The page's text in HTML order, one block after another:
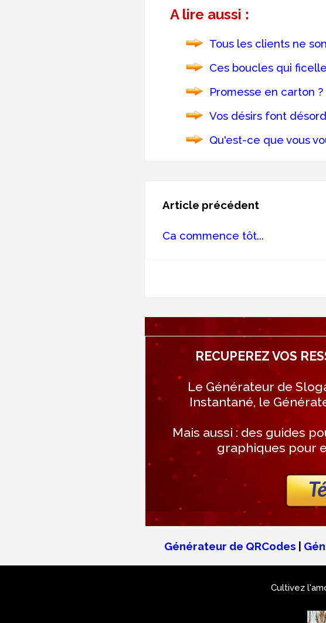
A lire aussi :
Tous les clients ne
Ces boucles qui
Promesse en carton ?
Vos désirs font
Qu'est-ce que vous
Article précédent
Ca commence tôt...
RECUPEREZ VOS
Le Générateur de
Instantané, le
Mais aussi : des guides
graphiques pour
Générateur de QRCodes |
Cultivez